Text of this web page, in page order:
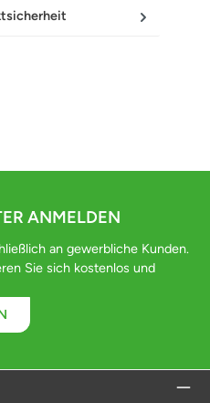
ANMELDEN
an gewerbliche Kunden.
Sie sich kostenlos und